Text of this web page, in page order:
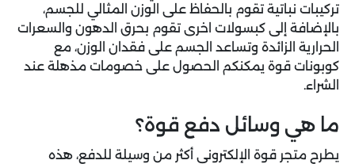
تركيبات نباتية تقوم بالحفاظ على الوزن المثالي للجسم،
بالإضافة إلى كبسولات اخرى تقوم بحرق الدهون والسعرات
الحرارية الزائدة وتساعد الجسم على فقدان الوزن، مع
كوبونات قوة يمكنكم الحصول على خصومات مذهلة عند
الشراء.
ما هي وسائل دفع قوة؟
يطرح متجر قوة الإلكتروني أكثر من وسيلة للدفع، هذه